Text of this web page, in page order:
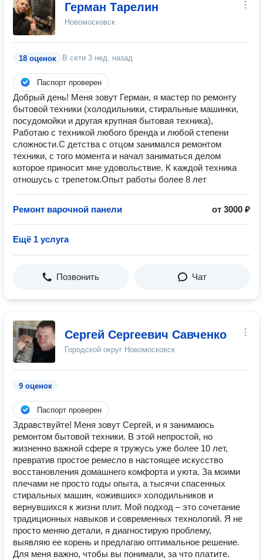
Герман Тарелин
Новомосковск
18 оценок В сети 3 нед. назад
Паспорт проверен
Добрый день! Меня зовут Герман, я мастер по ремонту
бытовой техники (холодильники, стиральные машинки,
посудомойки и другая крупная бытовая техника),
Работаю с техникой любого бренда и любой степени
сложности.С детства с отцом занимался ремонтом
техники, с того момента и начал заниматься делом
которое приносит мне удовольствие. К каждой техника
отношусь с трепетом.Опыт работы более 8 лет
Ремонт варочной панели от 3000 ₽
Ещё 1 услуга
Позвонить Чат
Сергей Сергеевич Савченко
Городской округ Новомосковск
9 оценок
Паспорт проверен
Здравствуйте! Меня зовут Сергей, и я занимаюсь
ремонтом бытовой техники. В этой непростой, но
жизненно важной сфере я тружусь уже более 10 лет,
превратив простое ремесло в настоящее искусство
восстановления домашнего комфорта и уюта. За моими
плечами не просто годы опыта, а тысячи спасенных
стиральных машин, «оживших» холодильников и
вернувшихся к жизни плит. Мой подход – это сочетание
традиционных навыков и современных технологий. Я не
просто меняю детали, я диагностирую проблему,
выявляю ее корень и предлагаю оптимальное решение.
Для меня важно, чтобы вы понимали, за что платите.